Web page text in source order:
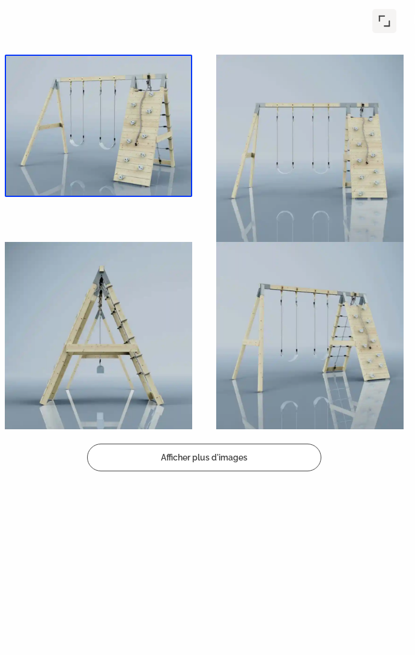
Afficher plus d'images